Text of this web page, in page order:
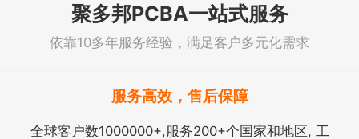
聚多邦PCBA一站式服务
依靠10多年服务经验，满足客户多元化需求
服务高效，售后保障
全球客户数1000000+,服务200+个国家和地区, 工